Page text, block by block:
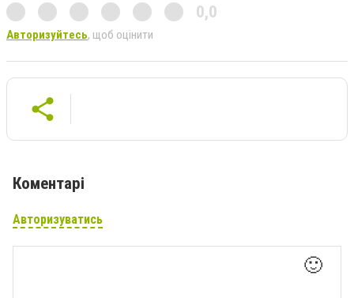
0,0
Авторизуйтесь, щоб оцінити
Коментарі
Авторизуватись
🙂